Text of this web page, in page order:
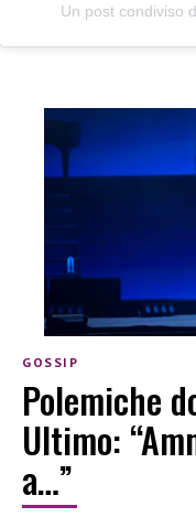
Un post condiviso
GOSSIP
Polemiche
Ultimo:
a…”